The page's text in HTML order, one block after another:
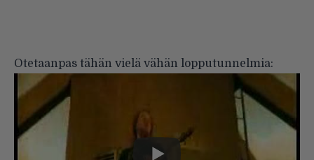
Otetaanpas tähän vielä vähän lopputunnelmia: